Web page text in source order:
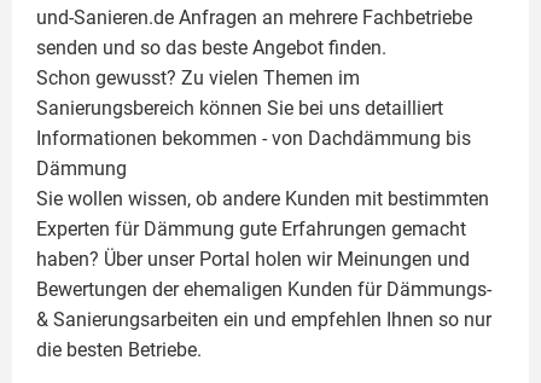
und-Sanieren.de Anfragen an mehrere Fachbetriebe
senden und so das beste Angebot finden.
Schon gewusst? Zu vielen Themen im
Sanierungsbereich können Sie bei uns detailliert
Informationen bekommen - von Dachdämmung bis
Dämmung
Sie wollen wissen, ob andere Kunden mit bestimmten
Experten für Dämmung gute Erfahrungen gemacht
haben? Über unser Portal holen wir Meinungen und
Bewertungen der ehemaligen Kunden für Dämmungs-
& Sanierungsarbeiten ein und empfehlen Ihnen so nur
die besten Betriebe.